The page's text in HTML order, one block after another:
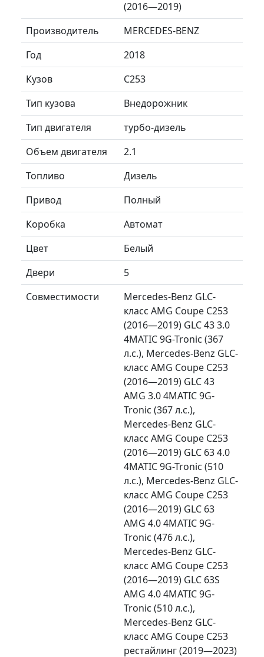
(2016—2019)
Производитель
MERCEDES-BENZ
Год
2018
Кузов
C253
Тип кузова
Внедорожник
Тип двигателя
турбо-дизель
Объем двигателя
2.1
Топливо
Дизель
Привод
Полный
Коробка
Автомат
Цвет
Белый
Двери
5
Совместимости
Mercedes-Benz GLC-
класс AMG Coupe C253
(2016—2019) GLC 43 3.0
4MATIC 9G-Tronic (367
л.с.), Mercedes-Benz GLC-
класс AMG Coupe C253
(2016—2019) GLC 43
AMG 3.0 4MATIC 9G-
Tronic (367 л.с.),
Mercedes-Benz GLC-
класс AMG Coupe C253
(2016—2019) GLC 63 4.0
4MATIC 9G-Tronic (510
л.с.), Mercedes-Benz GLC-
класс AMG Coupe C253
(2016—2019) GLC 63
AMG 4.0 4MATIC 9G-
Tronic (476 л.с.),
Mercedes-Benz GLC-
класс AMG Coupe C253
(2016—2019) GLC 63S
AMG 4.0 4MATIC 9G-
Tronic (510 л.с.),
Mercedes-Benz GLC-
класс AMG Coupe C253
рестайлинг (2019—2023)